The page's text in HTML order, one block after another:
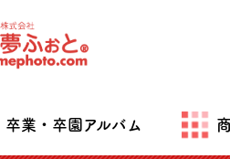
卒業・卒園アルバム